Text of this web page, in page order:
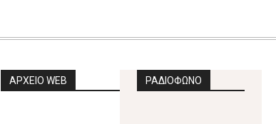
ΑΡΧΕΙΟ WEB ΡΑΔΙΟΦΩΝΟ